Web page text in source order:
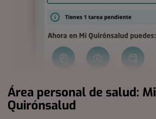
Área personal de salud: Mi
Quirónsalud